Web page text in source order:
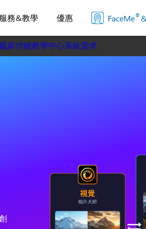
服務&教學 優惠 FaceMe®
新功能教學中心系統需求